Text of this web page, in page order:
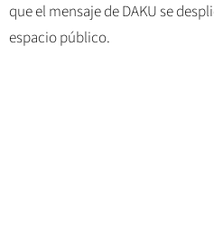
que el mensaje de DAKU se
espacio público.